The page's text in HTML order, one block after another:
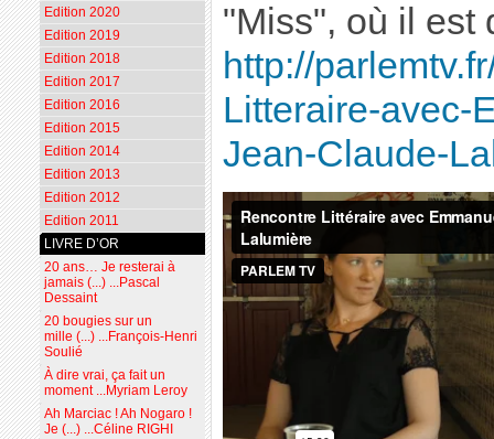
"Miss", où il est
http://
Litteraire-avec-
Jean-Claude-
Edition 2020
Edition 2019
Edition 2018
Edition 2017
Edition 2016
Edition 2015
Edition 2014
Edition 2013
Edition 2012
Edition 2011
LIVRE D’OR
20 ans… Je resterai à
jamais (...) ...Pascal
Dessaint
20 bougies sur un
mille (...) ...François-Henri
Soulié
À dire vrai, ça fait un
moment ...Myriam Leroy
Ah Marciac ! Ah Nogaro !
Je (...) ...Céline RIGHI